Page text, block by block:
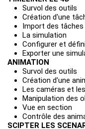
Survol des outils
Création d'une
Import des
La simulation
Configurer et
Exporter une
ANIMATION
Survol des outils
Création d'une
Les caméras et
Manipulation des
Vue en section
Contrôle des
SCIPTER LES